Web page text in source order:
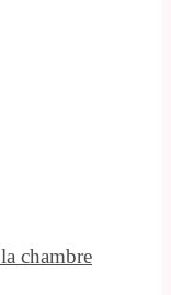
chambre